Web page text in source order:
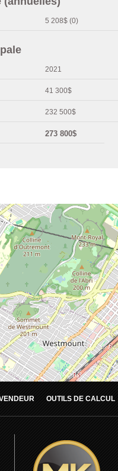
5 208$ (0)
2021
41 300$
232 500$
273 800$
OUTILS DE CALCUL